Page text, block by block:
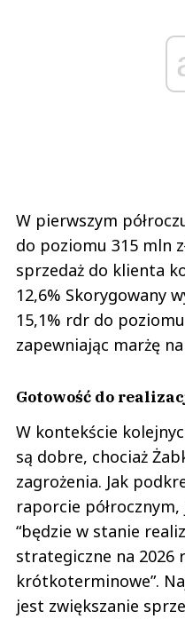
W pierwszym
do poziomu 315 mln
sprzedaż do klienta
12,6% Skorygowany
15,1% rdr do
zapewniając marżę
Gotowość do
W kontekście
są dobre, chociaż
zagrożenia. Jak
raporcie
“będzie w stanie
strategiczne na 2026
krótkoterminowe”.
jest zwiększanie